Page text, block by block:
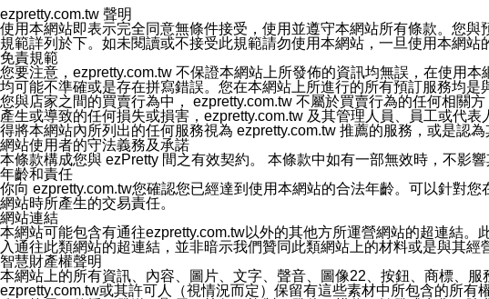
您同意本公司網站，透過您所提供的郵件地址與您取得聯絡並傳送或宣
停止接收這些資料或電子郵件。
十五、訊息通知
本公司/本服務將以通知型訊息傳送重要訊息給您。即使未加入本公司/本
本公司/本服務傳送之通知型訊息以對您有效且重要的訊息為限，以廣告
1.LINE 帳號設定的電話號碼與本公司/本服務所傳來的電話號碼比對相符
2.該 LINE 帳號已在 LINE APP 設定中，同意接收通知型訊息。
3.LINE 帳號未封鎖傳送訊息之 LINE 官方帳號。
欲變更通知型訊息的設定，操作如下：
1.點選「主頁」＞「設定」
2.點選「隱私設定」
3.點選「提供使用資料」
4.點選「LINE通知型訊息」
5.開關「接收LINE通知型訊息」
❗️關閉「接收通知型訊息」後，將不會接收到來自任何企業官方帳號或認
ezpretty.com.tw 聲明
使用本網站即表示完全同意無條件接受，使用並遵守本網站所有條款。您
規範詳列於下。如未閱讀或不接受此規範請勿使用本網站，一旦使用本網
免責規範
您要注意，ezpretty.com.tw 不保證本網站上所發佈的資訊均無誤，在使用
均可能不準確或是存在拼寫錯誤。您在本網站上所進行的所有預訂服務均
您與店家之間的買賣行為中， ezpretty.com.tw 不屬於買賣行為的任何相關
產生或導致的任何損失或損害，ezpretty.com.tw 及其管理人員、員工或代
得將本網站內所列出的任何服務視為 ezpretty.com.tw 推薦的服務，或是認
網站使用者的守法義務及承諾
本條款構成您與 ezPretty 間之有效契約。 本條款中如有一部無效時，不影
年齡和責任
你向 ezpretty.com.tw您確認您已經達到使用本網站的合法年齡。可以針對
網站時所產生的交易責任。
網站連結
本網站可能包含有通往ezpretty.com.tw以外的其他方所運營網站的超連結
入通往此類網站的超連結，並非暗示我們贊同此類網站上的材料或是與其經
智慧財產權聲明
本網站上的所有資訊、內容、圖片、文字、聲音、圖像22、按鈕、商標、
ezpretty.com.tw或其許可人（視情況而定）保留有這些素材中所包含的所